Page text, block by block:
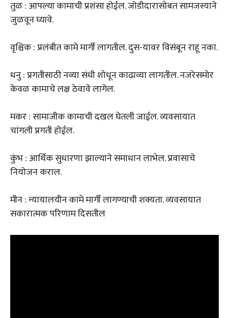
तुळ : आपल्या कामाची प्रशंसा होईल. जोडीदारासोबत सामजस्याने
जुळवून घ्यावे.
वृश्चिक : प्रलंबीत कामे मार्गी लागतील. दुस-यावर विसंबून राहू नका.
धनु : प्रगतीसाठी नव्या संधी शोधून काढाव्या लागतील. नजरेसमोर
केवळ कामाचे लक्ष ठेवावे लागेल.
मकर : सामाजीक कामाची दखल घेतली जाईल. व्यवसायात
चांगली प्रगती होईल.
कुंभ : आर्थिक सुधारणा झाल्याने समाधान लाभेल. प्रवासाचे
नियोजन कराल.
मीन : न्यायालयीन कामे मार्गी लागण्याची शक्यता. व्यवसायात
सकारात्मक परिणाम दिसतील